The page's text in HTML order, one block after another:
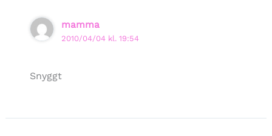
mamma
2010/04/04 kl. 19:54
Snyggt